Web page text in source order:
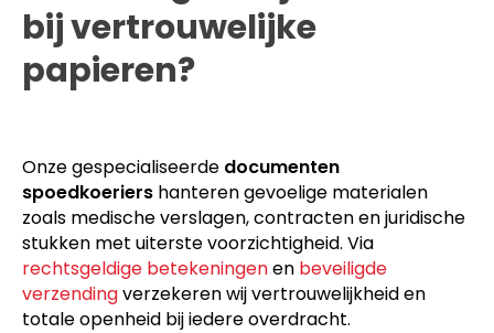
bij vertrouwelijke
papieren?
Onze gespecialiseerde documenten
spoedkoeriers hanteren gevoelige materialen
zoals medische verslagen, contracten en juridische
stukken met uiterste voorzichtigheid. Via
rechtsgeldige betekeningenen beveiligde
verzendingverzekeren wij vertrouwelijkheid en
totale openheid bij iedere overdracht.